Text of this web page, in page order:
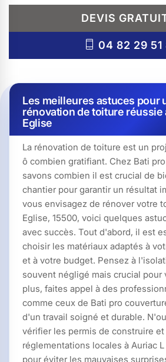
DEVIS
04 82 29 51
Les meilleures astuces pour
rénovation de toiture réussie
Eglise
La rénovation de toiture est un
ô combien gratifiant. Chez Bati
savons combien il est crucial de
chantier pour garantir un résultat
vous envisagez de rénover votre
Eglise, 15500, voici quelques
avec succès. Tout d'abord, il est
choisir les matériaux adaptés à
et à votre budget. Pensez à
souvent négligé mais crucial pour
plus, faites appel à des
comme ceux de Bati pro
d'un travail soigné et durable.
vérifier les permis de construire et
réglementations locales à Auriac L
pour éviter les mauvaises